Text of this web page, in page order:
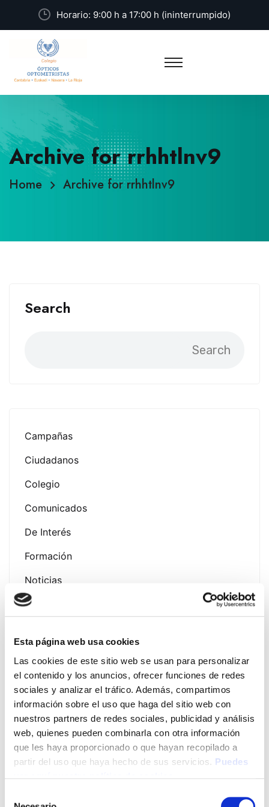
Esta página web usa cookies
Las cookies de este sitio web se usan para personalizar
el contenido y los anuncios, ofrecer funciones de redes
sociales y analizar el tráfico. Además, compartimos
información sobre el uso que haga del sitio web con
nuestros partners de redes sociales, publicidad y análisis
web, quienes pueden combinarla con otra información
que les haya proporcionado o que hayan recopilado a
partir del uso que haya hecho de sus servicios. Puedes
Horario: 9:00 h a 17:00 h (ininterrumpido)
Archive for rrhhtlnv9
Home Archive for rrhhtlnv9
Search
Search
Campañas
Ciudadanos
Colegio
Comunicados
De Interés
Formación
Noticias
Latest Post
Presentación Campaña
Fotoprotección Álava 2026
12 de June de 2026
EVENTO EXPOFAMILY 2026
– Baluarte (Pamplona) del 15